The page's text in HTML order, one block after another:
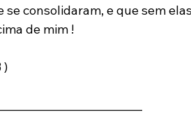
consolidaram, e que sem
de mim !
)